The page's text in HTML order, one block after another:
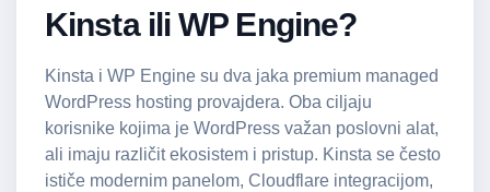
Kinsta ili WP Engine?
Kinsta i WP Engine su dva jaka premium managed
WordPress hosting provajdera. Oba ciljaju
korisnike kojima je WordPress važan poslovni alat,
ali imaju različit ekosistem i pristup. Kinsta se često
ističe modernim panelom, Cloudflare integracijom,